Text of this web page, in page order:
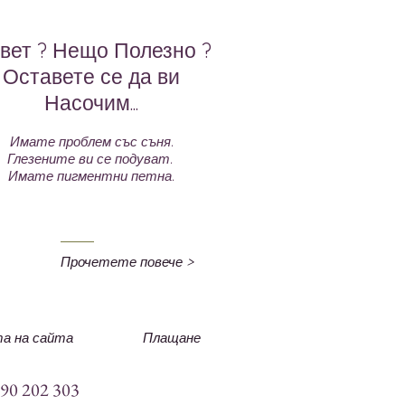
? Нещо Полезно ?
Оставете се да ви
Насочим...
Имате проблем със съня.
Глезените ви се подуват.
Имате пигментни петна.
Прочетете повече >
на сайта Плащане
202 303